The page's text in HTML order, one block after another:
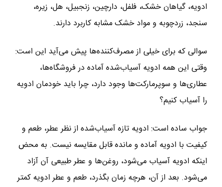
ادویه، گیاهان خشک، فلفل، دارچین، زنجبیل، هل، زیره،
سنجد، زردچوبه و مواد خشک مشابه کاربرد دارند.
سوالی که برای خیلی از مصرف‌کننده‌ها پیش می‌آید این است:
وقتی این همه ادویه آسیاب‌شده آماده در فروشگاه‌ها،
عطاری‌ها و سوپرمارکت‌ها وجود دارد، چرا باید خودمان ادویه
را آسیاب کنیم؟
جواب ساده است: ادویه تازه آسیاب‌شده از نظر عطر، طعم و
کیفیت با ادویه آماده و مانده قابل مقایسه نیست. به محض
اینکه ادویه آسیاب می‌شود، روغن‌ها و عطر طبیعی آن آزاد
می‌شود. بعد از آن، هرچه زمان بگذرد، طعم و عطر ادویه کمتر